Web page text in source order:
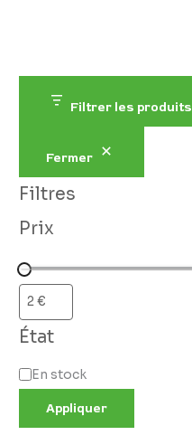
Filtrer les produits
Fermer
Filtres
Prix
État
En stock
Appliquer